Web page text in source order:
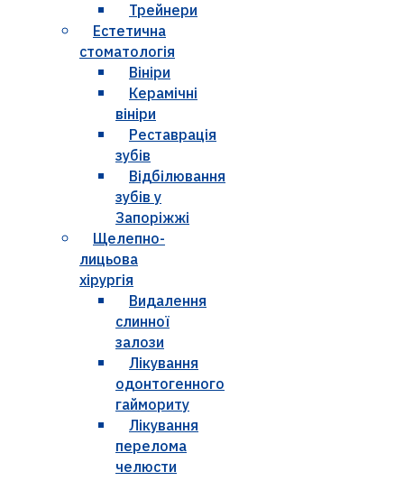
Трейнери
Естетична
стоматологія
Вініри
Керамічні
вініри
Реставрація
зубів
Відбілювання
зубів у
Запоріжжі
Щелепно-
лицьова
хірургія
Видалення
слинної
залози
Лікування
одонтогенного
гаймориту
Лікування
перелома
челюсти